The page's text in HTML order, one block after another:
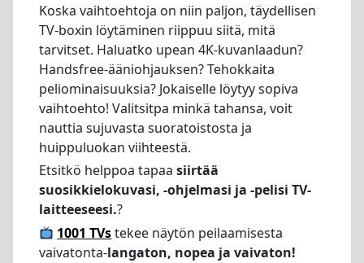
Koska vaihtoehtoja on niin paljon, täydellisen
TV-boxin löytäminen riippuu siitä, mitä
tarvitset. Haluatko upean 4K-kuvanlaadun?
Handsfree-ääniohjauksen? Tehokkaita
peliominaisuuksia? Jokaiselle löytyy sopiva
vaihtoehto! Valitsitpa minkä tahansa, voit
nauttia sujuvasta suoratoistosta ja
huippuluokan viihteestä.
Etsitkö helppoa tapaa siirtää
suosikkielokuvasi, -ohjelmasi ja -pelisi TV-
laitteeseesi.?
1001 TVstekee näytön peilaamisesta
vaivatonta-langaton, nopea ja vaivaton!